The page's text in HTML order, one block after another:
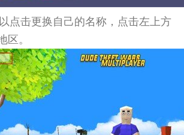
点击更换自己的名称，点击左上方
区。